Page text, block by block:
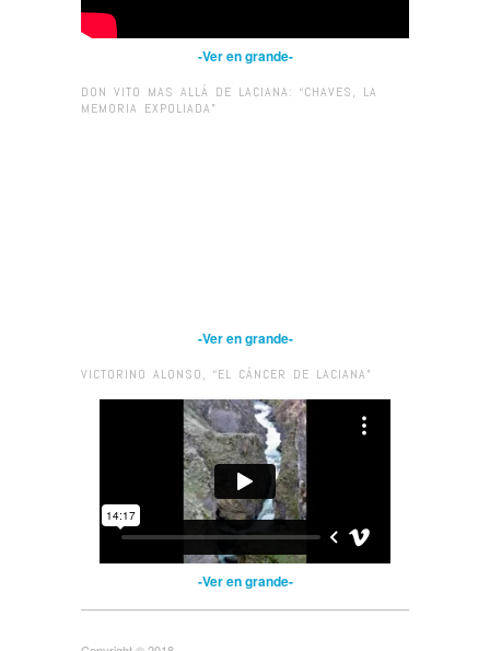
-Ver en grande-
DON VITO MAS ALLÁ DE LACIANA: “CHAVES, LA
MEMORIA EXPOLIADA”
-Ver en grande-
VICTORINO ALONSO, “EL CÁNCER DE LACIANA”
-Ver en grande-